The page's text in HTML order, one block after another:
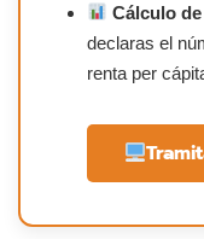
Cálculo
declaras el
renta per